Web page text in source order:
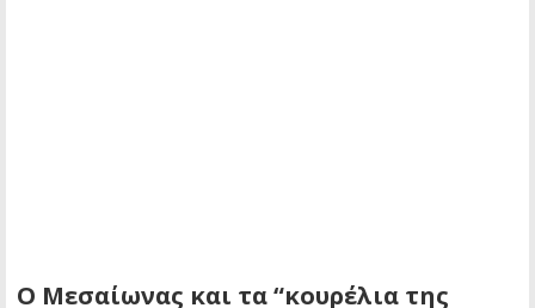
Ο Μεσαίωνας και τα “κουρέλια της